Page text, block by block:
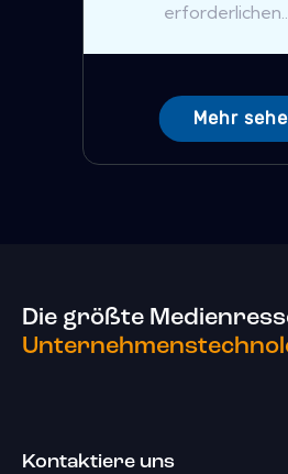
Mehr
Die größte
Kontaktiere uns